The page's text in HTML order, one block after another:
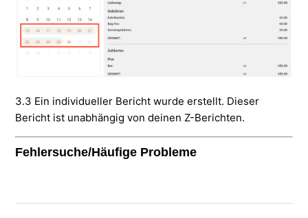
3.3 Ein individueller Bericht wurde erstellt. Dieser
Bericht ist unabhängig von deinen Z-Berichten.
Fehlersuche/Häufige Probleme